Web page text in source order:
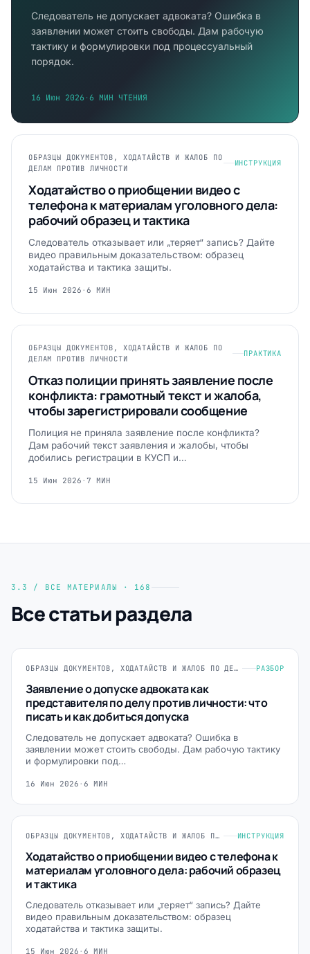
Следователь не допускает адвоката? Ошибка в
заявлении может стоить свободы. Дам рабочую
тактику и формулировки под процессуальный
порядок.
16 Июн 2026 · 6 МИН ЧТЕНИЯ
ОБРАЗЦЫ ДОКУМЕНТОВ, ХОДАТАЙСТВ И ЖАЛОБ ПО
ДЕЛАМ ПРОТИВ ЛИЧНОСТИ
ИНСТРУКЦИЯ
Ходатайство о приобщении видео с
телефона к материалам уголовного дела:
рабочий образец и тактика
Следователь отказывает или „теряет“ запись? Дайте
видео правильным доказательством: образец
ходатайства и тактика защиты.
15 Июн 2026 · 6 МИН
ОБРАЗЦЫ ДОКУМЕНТОВ, ХОДАТАЙСТВ И ЖАЛОБ ПО
ДЕЛАМ ПРОТИВ ЛИЧНОСТИ
ПРАКТИКА
Отказ полиции принять заявление после
конфликта: грамотный текст и жалоба,
чтобы зарегистрировали сообщение
Полиция не приняла заявление после конфликта?
Дам рабочий текст заявления и жалобы, чтобы
добились регистрации в КУСП и…
15 Июн 2026 · 7 МИН
3.3 / ВСЕ МАТЕРИАЛЫ · 168
Все статьи раздела
ОБРАЗЦЫ ДОКУМЕНТОВ, ХОДАТАЙСТВ И ЖАЛОБ ПО ДЕЛАМ ПРОТИВ ЛИЧНОСТИ РАЗБОР
Заявление о допуске адвоката как
представителя по делу против личности: что
писать и как добиться допуска
Следователь не допускает адвоката? Ошибка в
заявлении может стоить свободы. Дам рабочую тактику
и формулировки под…
16 Июн 2026 · 6 МИН
ОБРАЗЦЫ ДОКУМЕНТОВ, ХОДАТАЙСТВ И ЖАЛОБ ПО ДЕЛАМ ПРОТИВ ЛИЧНОСТИ ИНСТРУКЦИЯ
Ходатайство о приобщении видео с телефона к
материалам уголовного дела: рабочий образец
и тактика
Следователь отказывает или „теряет“ запись? Дайте
видео правильным доказательством: образец
ходатайства и тактика защиты.
15 Июн 2026 · 6 МИН